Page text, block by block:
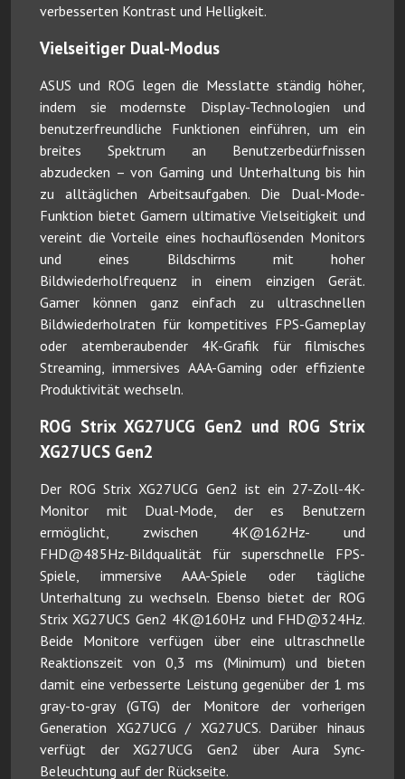
verbesserten Kontrast und Helligkeit.
Vielseitiger Dual-Modus
ASUS und ROG legen die Messlatte ständig höher,
indem sie modernste Display-Technologien und
benutzerfreundliche Funktionen einführen, um ein
breites Spektrum an Benutzerbedürfnissen
abzudecken – von Gaming und Unterhaltung bis hin
zu alltäglichen Arbeitsaufgaben. Die Dual-Mode-
Funktion bietet Gamern ultimative Vielseitigkeit und
vereint die Vorteile eines hochauflösenden Monitors
und eines Bildschirms mit hoher
Bildwiederholfrequenz in einem einzigen Gerät.
Gamer können ganz einfach zu ultraschnellen
Bildwiederholraten für kompetitives FPS-Gameplay
oder atemberaubender 4K-Grafik für filmisches
Streaming, immersives AAA-Gaming oder effiziente
Produktivität wechseln.
ROG Strix XG27UCG Gen2 und ROG Strix
XG27UCS Gen2
Der ROG Strix XG27UCG Gen2 ist ein 27-Zoll-4K-
Monitor mit Dual-Mode, der es Benutzern
ermöglicht, zwischen 4K@162Hz- und
FHD@485Hz-Bildqualität für superschnelle FPS-
Spiele, immersive AAA-Spiele oder tägliche
Unterhaltung zu wechseln. Ebenso bietet der ROG
Strix XG27UCS Gen2 4K@160Hz und FHD@324Hz.
Beide Monitore verfügen über eine ultraschnelle
Reaktionszeit von 0,3 ms (Minimum) und bieten
damit eine verbesserte Leistung gegenüber der 1 ms
gray-to-gray (GTG) der Monitore der vorherigen
Generation XG27UCG / XG27UCS. Darüber hinaus
verfügt der XG27UCG Gen2 über Aura Sync-
Beleuchtung auf der Rückseite.